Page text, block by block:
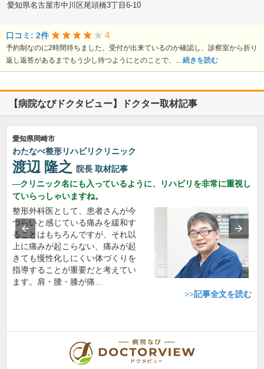
愛知県名古屋市中川区尾頭橋3丁目6-10
口コミ: 2件 4
予約制なのに2時間待ちました。受付が出来ているのか確認し、診察室から折り
返し返答があるまでもう少し待つようにとのことで、... 続きを読む
【病院なびドクタビュー】ドクター取材記事
愛知県岡崎市
わたなべ整形リハビリクリニック
渡辺 隆之 院長 取材記事
クリニック名にも入っているように、リハビリを非常に重視し
ていらっしゃいますね。
整形外科医として、患者さんが今
つらいと感じている痛みを緩和す
ることはもちろんですが、それ以
上に痛みが起こらない、痛みが起
きても慢性化しにくい体づくりを
指導することが重要だと考えてい
ます。肩・腰・膝が痛…
>>記事全文を読む